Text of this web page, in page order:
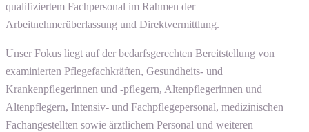
qualifiziertem Fachpersonal im Rahmen der
Arbeitnehmerüberlassung und Direktvermittlung.
Unser Fokus liegt auf der bedarfsgerechten Bereitstellung von
examinierten Pflegefachkräften, Gesundheits- und
Krankenpflegerinnen und -pflegern, Altenpflegerinnen und
Altenpflegern, Intensiv- und Fachpflegepersonal, medizinischen
Fachangestellten sowie ärztlichem Personal und weiteren